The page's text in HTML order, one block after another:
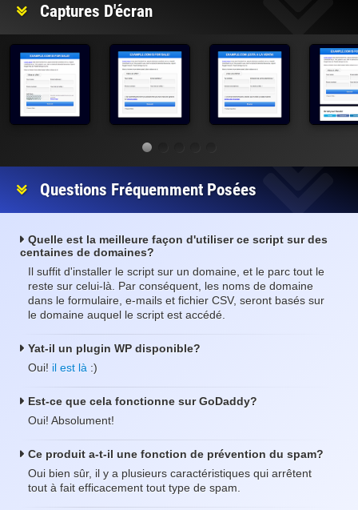
Captures D'écran
Questions Fréquemment Posées
Quelle est la meilleure façon d'utiliser ce script sur des
centaines de domaines?
Il suffit d'installer le script sur un domaine, et le parc tout le
reste sur celui-là. Par conséquent, les noms de domaine
dans le formulaire, e-mails et fichier CSV, seront basés sur
le domaine auquel le script est accédé.
Yat-il un plugin WP disponible?
Oui! il est là :)
Est-ce que cela fonctionne sur GoDaddy?
Oui! Absolument!
Ce produit a-t-il une fonction de prévention du spam?
Oui bien sûr, il y a plusieurs caractéristiques qui arrêtent
tout à fait efficacement tout type de spam.